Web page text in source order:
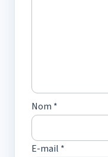
Nom *
E-mail *